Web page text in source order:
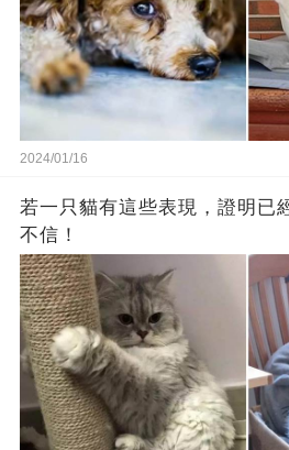
2024/01/16
若一只貓有這些表現，證明已
不信！